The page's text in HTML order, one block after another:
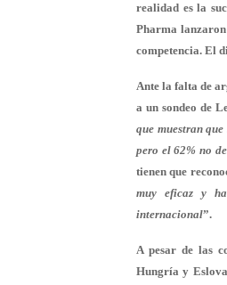
realidad es la
Pharma
competencia. El
Ante la falta de
a un sondeo de
que muestran
pero el 62% no
tienen que
muy eficaz y
internacional”.
A pesar de las
Hungría y